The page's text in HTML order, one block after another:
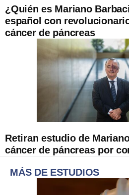
¿Quién es Mariano
español con
cáncer de páncreas
Retiran estudio de
cáncer de páncreas por
MÁS DE ESTUDIOS